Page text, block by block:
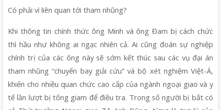
Có phải vì liên quan tới tham nhũng?
Khi thông tin chính thức ông Minh và ông Đam bị cách chức
thì hầu như không ai ngạc nhiên cả. Ai cũng đoán sự nghiệp
chính trị của các ông này sẽ sớm kết thúc sau các vụ đại án
tham nhũng “chuyến bay giải cứu” và bộ xét nghiệm Việt-Á,
khiến cho nhiều quan chức cao cấp của ngành ngoại giao và y
tế lần lượt bị tống giam để điều tra. Trong số người bị bắt có